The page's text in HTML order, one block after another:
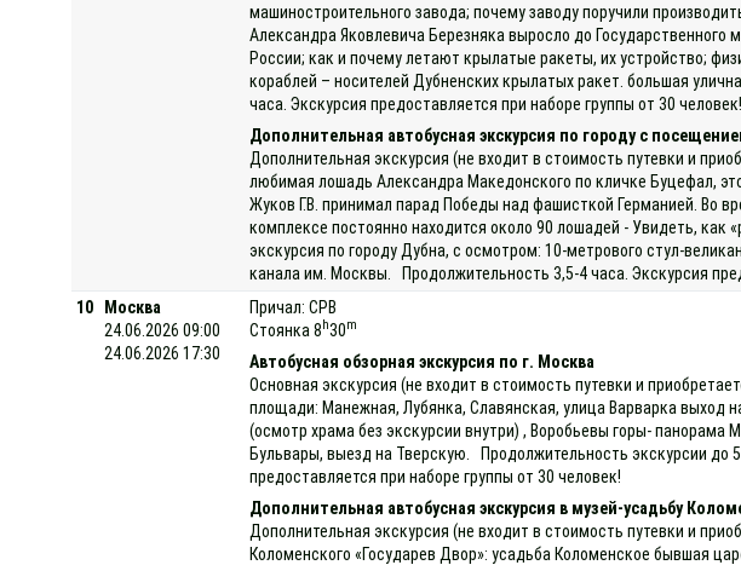
машиностроительного завода; почему заводу поручили
Александра Яковлевича Березняка выросло до
России; как и почему летают крылатые ракеты, их устройство;
кораблей – носителей Дубненских крылатых ракет. большая
часа. Экскурсия предоставляется при наборе группы от 30 человек!
Дополнительная автобусная экскурсия по городу с
Дополнительная экскурсия (не входит в стоимость путевки и
любимая лошадь Александра Македонского по кличке Буцефал,
Жуков Г.В. принимал парад Победы над фашисткой Германией. Во
комплексе постоянно находится около 90 лошадей - Увидеть,
экскурсия по городу Дубна, с осмотром: 10-метрового стул-
канала им. Москвы. Продолжительность 3,5-4 часа. Экскурсия
10
Москва
24.06.2026 09:00
24.06.2026 17:30
Причал: СРВ
Стоянка 8 h30m
Автобусная обзорная экскурсия по г. Москва
Основная экскурсия (не входит в стоимость путевки и
площади: Манежная, Лубянка, Славянская, улица Варварка выход
(осмотр храма без экскурсии внутри) , Воробьевы горы-
Бульвары, выезд на Тверскую. Продолжительность экскурсии до
предоставляется при наборе группы от 30 человек!
Дополнительная автобусная экскурсия в музей-усадьбу
Дополнительная экскурсия (не входит в стоимость путевки и
Коломенского «Государев Двор»: усадьба Коломенское бывшая